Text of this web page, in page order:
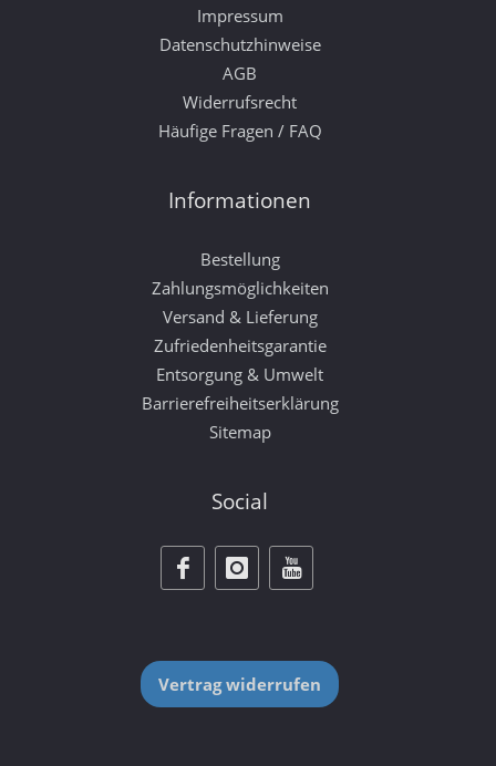
Impressum
Datenschutzhinweise
AGB
Widerrufsrecht
Häufige Fragen / FAQ
Informationen
Bestellung
Zahlungsmöglichkeiten
Versand & Lieferung
Zufriedenheitsgarantie
Entsorgung & Umwelt
Barrierefreiheitserklärung
Sitemap
Social
Vertrag widerrufen